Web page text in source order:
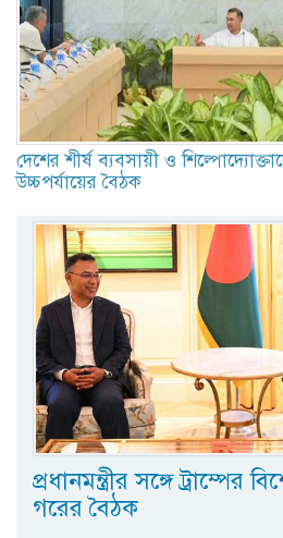
দেশের শীর্ষ ব্যবসায়ী ও
উচ্চপর্যায়ের বৈঠক
প্রধানমন্ত্রীর সঙ্গে ট্রাম্পের
গরের বৈঠক